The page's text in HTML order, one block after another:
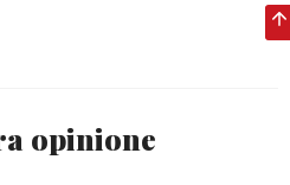
opinione